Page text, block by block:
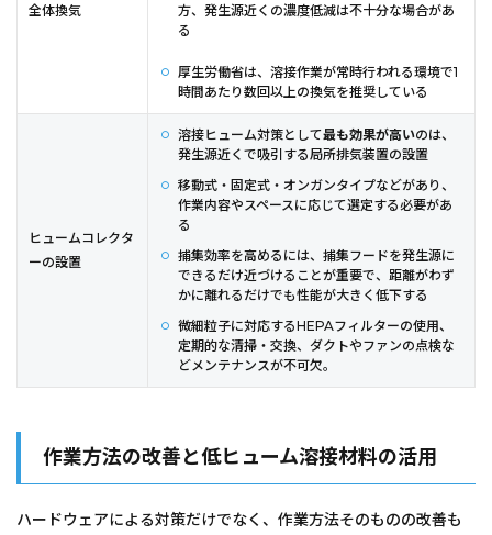
全体換気
方、発生源近くの濃度低減は不十分な場合があ
る
厚生労働省は、溶接作業が常時行われる環境で1
時間あたり数回以上の換気を推奨している
ヒュームコレクタ
ーの設置
溶接ヒューム対策として最も効果が高いのは、
発生源近くで吸引する局所排気装置の設置
移動式・固定式・オンガンタイプなどがあり、
作業内容やスペースに応じて選定する必要があ
る
捕集効率を高めるには、捕集フードを発生源に
できるだけ近づけることが重要で、距離がわず
かに離れるだけでも性能が大きく低下する
微細粒子に対応するHEPAフィルターの使用、
定期的な清掃・交換、ダクトやファンの点検な
どメンテナンスが不可欠。
作業方法の改善と低ヒューム溶接材料の活用
ハードウェアによる対策だけでなく、作業方法そのものの改善も